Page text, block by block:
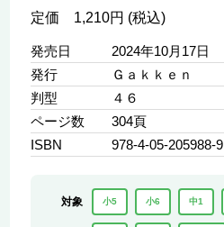
定価 1,210円 (税込)
発売日
2024年10月17日
発行
Ｇａｋｋｅｎ
判型
４６
ページ数
304頁
ISBN
978-4-05-205988-9
対象 小5 小6 中1